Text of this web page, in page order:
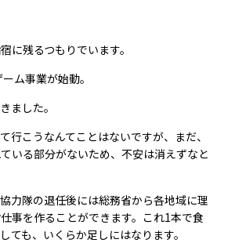
に残るつもりでいます。
ム事業が始動。
ました。
行こうなんてことはないですが、まだ、
いる部分がないため、不安は消えずなと
力隊の退任後には総務省から各地域に理
事を作ることができます。これ1本で食
ても、いくらか足しにはなります。